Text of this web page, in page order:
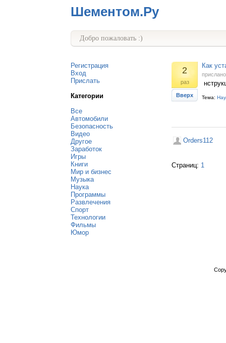
Шементом.Ру
Добро пожаловать :)
Регистрация
Вход
Прислать
Категории
Все
Автомобили
Безопасность
Видео
Другое
Заработок
Игры
Книги
Мир и бизнес
Музыка
Наука
Программы
Развлечения
Спорт
Технологии
Фильмы
Юмор
2
раз
Вверх
Как
Тема:
Orders112
Страниц: 1